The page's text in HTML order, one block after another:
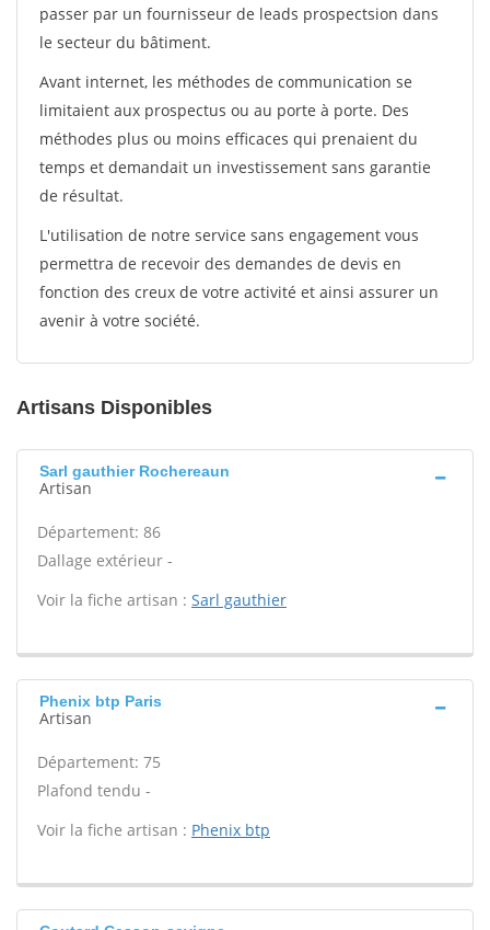
passer par un fournisseur de leads prospectsion dans
le secteur du bâtiment.
Avant internet, les méthodes de communication se
limitaient aux prospectus ou au porte à porte. Des
méthodes plus ou moins efficaces qui prenaient du
temps et demandait un investissement sans garantie
de résultat.
L'utilisation de notre service sans engagement vous
permettra de recevoir des demandes de devis en
fonction des creux de votre activité et ainsi assurer un
avenir à votre société.
Artisans Disponibles
Sarl gauthier Rochereaun
Artisan
Département: 86
Dallage extérieur -
Voir la fiche artisan : Sarl gauthier
Phenix btp Paris
Artisan
Département: 75
Plafond tendu -
Voir la fiche artisan : Phenix btp